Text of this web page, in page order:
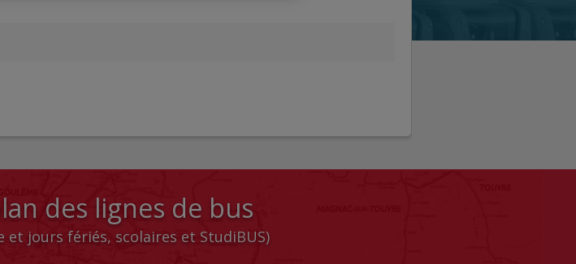
des lignes de bus
et jours fériés, scolaires et StudiBUS)